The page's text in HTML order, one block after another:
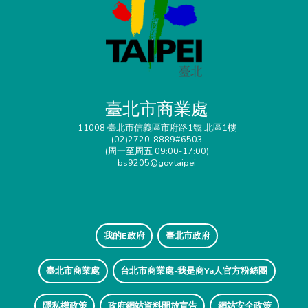
臺北市商業處
11008 臺北市信義區市府路1號 北區1樓
(02)2720-8889#6503
(周一至周五 09:00-17:00)
bs9205@gov.taipei
我的E政府 臺北市政府
臺北市商業處 台北市商業處-我是商Ya人官方粉絲團